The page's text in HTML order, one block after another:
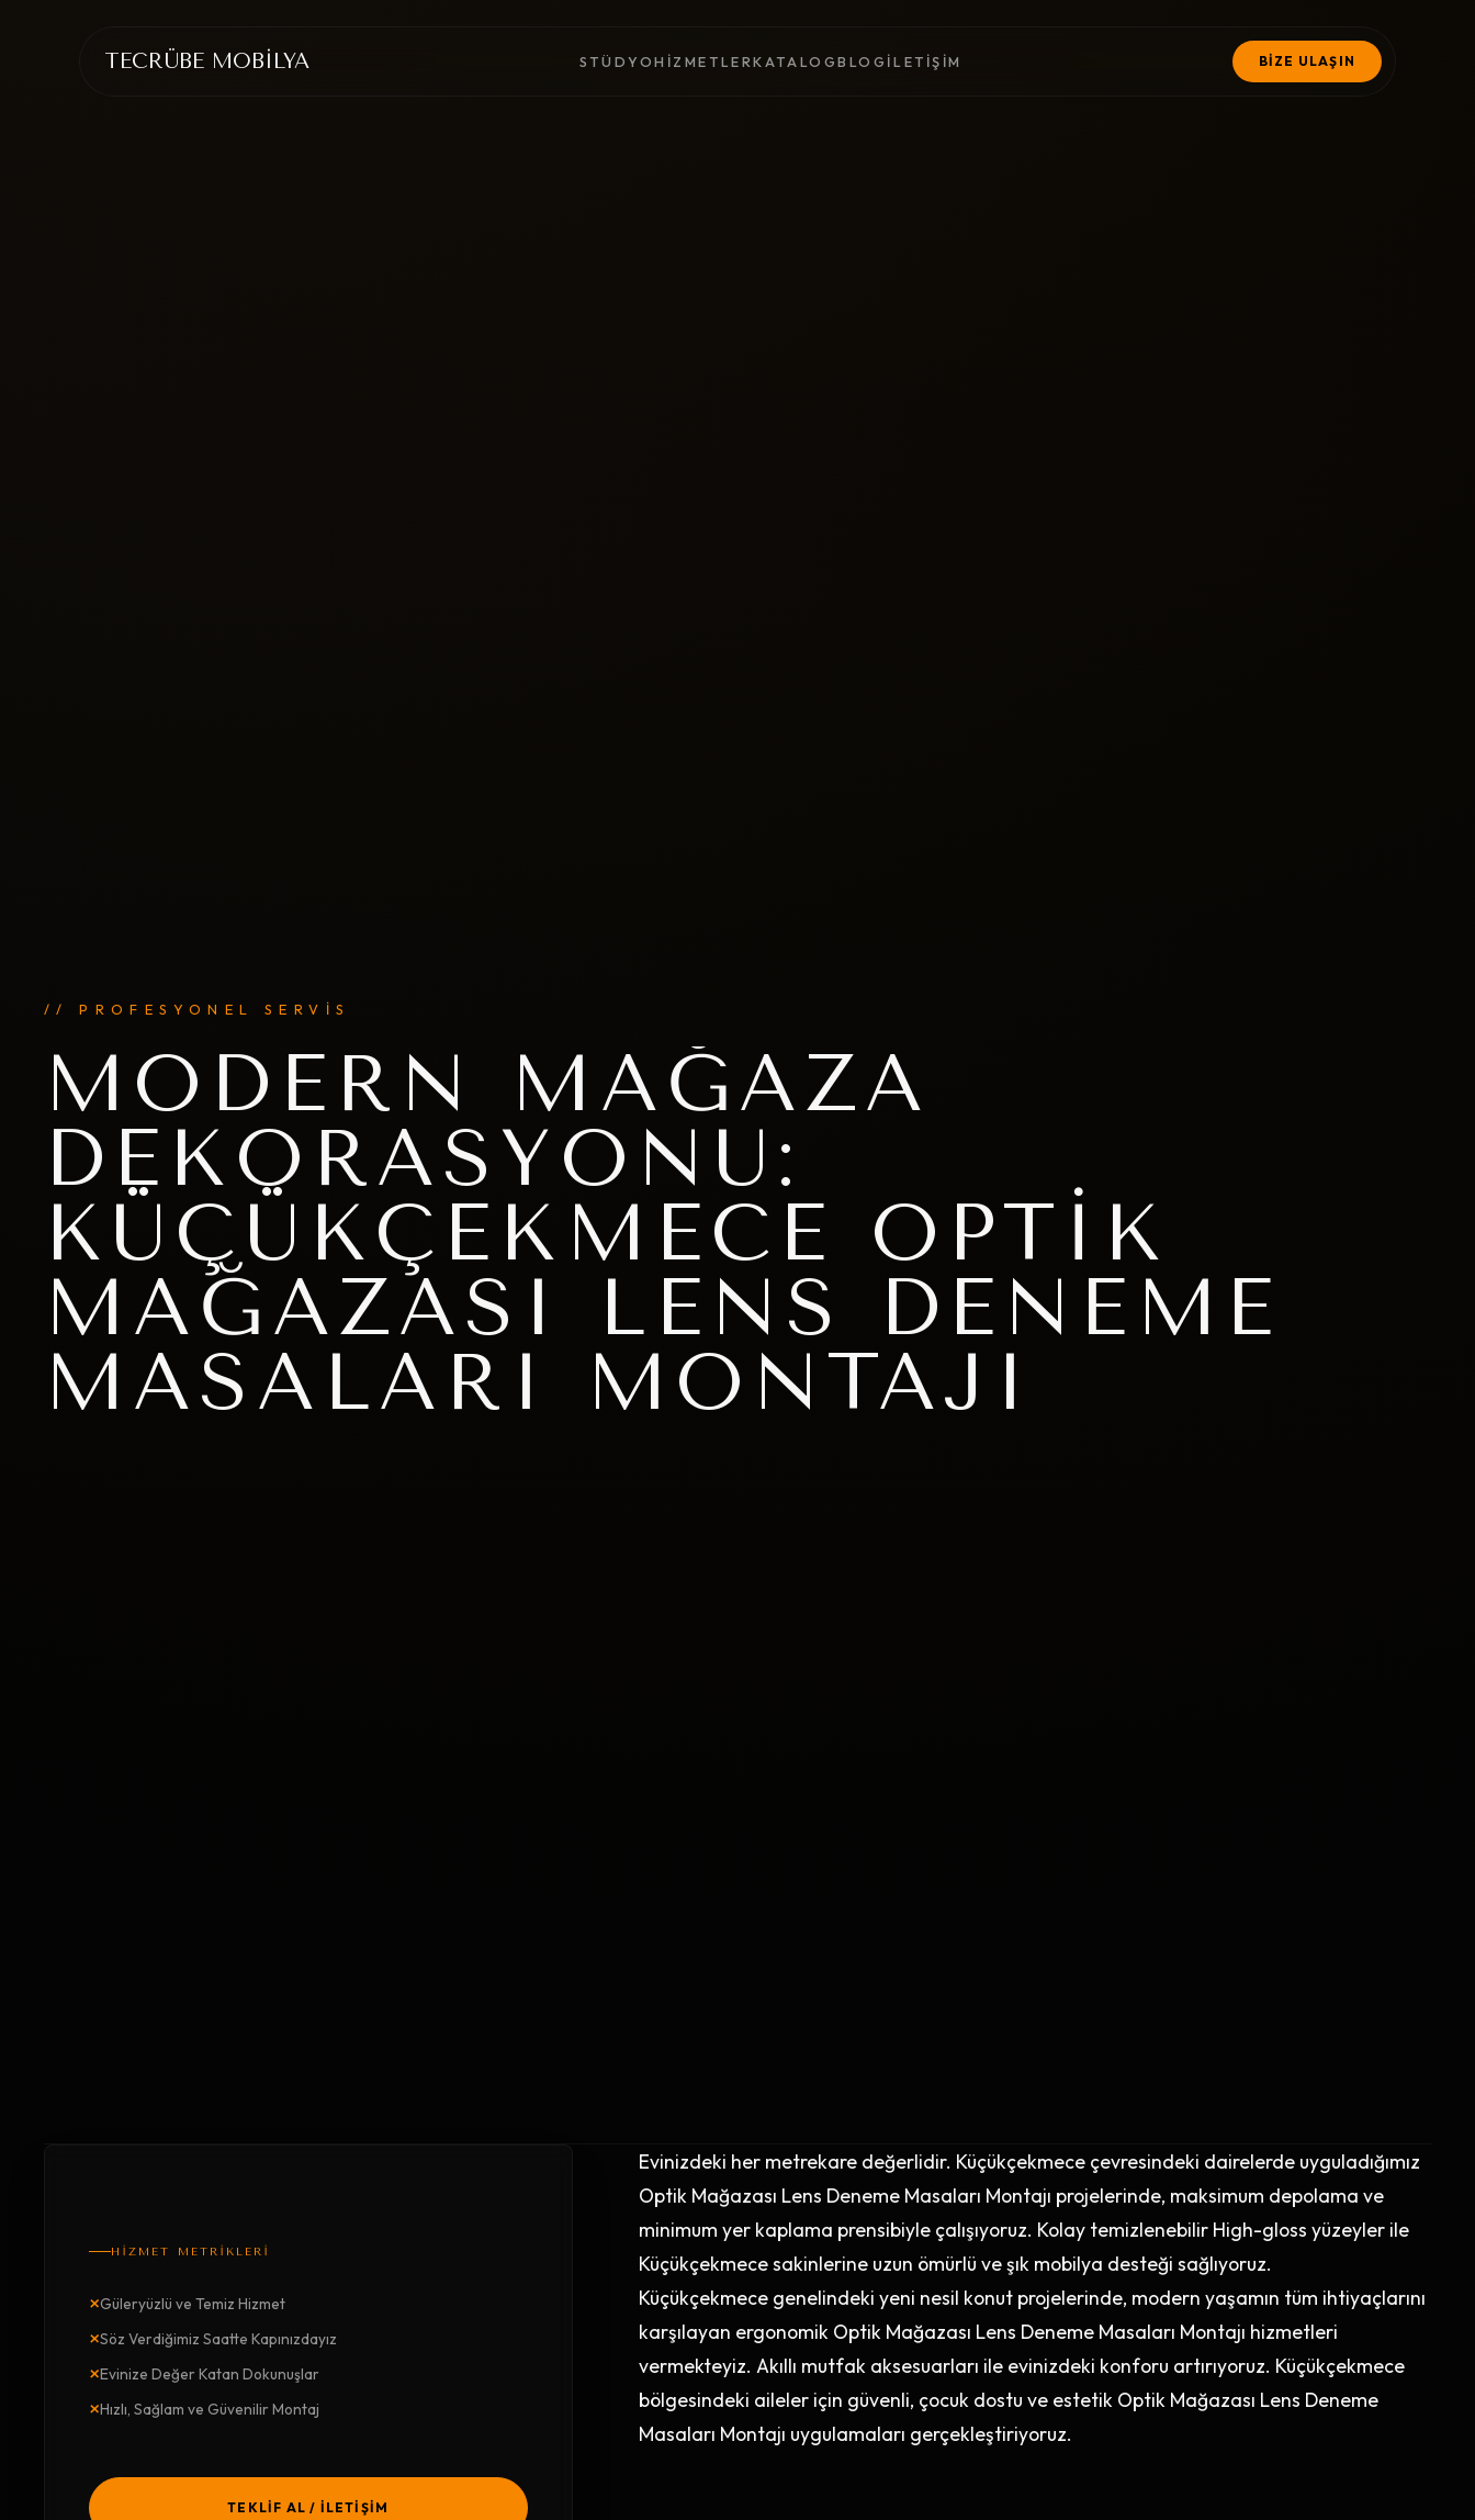
TECRÜBE MOBİLYA STÜDYOHIZMETLERKATALOGBLOG İLETIŞIM BİZE ULAŞIN
// PROFESYONEL SERVİS
MODERN MAĞAZA
DEKORASYONU:
KÜÇÜKÇEKMECE OPTIK
MAĞAZASI LENS DENEME
MASALARI MONTAJI
HİZMET METRİKLERİ
×Güleryüzlü ve Temiz Hizmet
×Söz Verdiğimiz Saatte Kapınızdayız
×Evinize Değer Katan Dokunuşlar
×Hızlı, Sağlam ve Güvenilir Montaj
TEKLİF AL / İLETİŞİM
Evinizdeki her metrekare değerlidir. Küçükçekmece çevresindeki dairelerde uyguladığımız
Optik Mağazası Lens Deneme Masaları Montajı projelerinde, maksimum depolama ve
minimum yer kaplama prensibiyle çalışıyoruz. Kolay temizlenebilir High-gloss yüzeyler ile
Küçükçekmece sakinlerine uzun ömürlü ve şık mobilya desteği sağlıyoruz.
Küçükçekmece genelindeki yeni nesil konut projelerinde, modern yaşamın tüm ihtiyaçlarını
karşılayan ergonomik Optik Mağazası Lens Deneme Masaları Montajı hizmetleri
vermekteyiz. Akıllı mutfak aksesuarları ile evinizdeki konforu artırıyoruz. Küçükçekmece
bölgesindeki aileler için güvenli, çocuk dostu ve estetik Optik Mağazası Lens Deneme
Masaları Montajı uygulamaları gerçekleştiriyoruz.